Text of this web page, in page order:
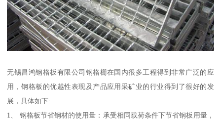
无锡昌鸿钢格板有限公司钢格栅在国内很多工程得到非常广泛的应
用，钢格板的优越性表现及产品应用采矿业的行业得到了很好的发
展，具体如下:
1、 钢格板节省钢材的使用量：承受相同载荷条件下节省钢板用量，